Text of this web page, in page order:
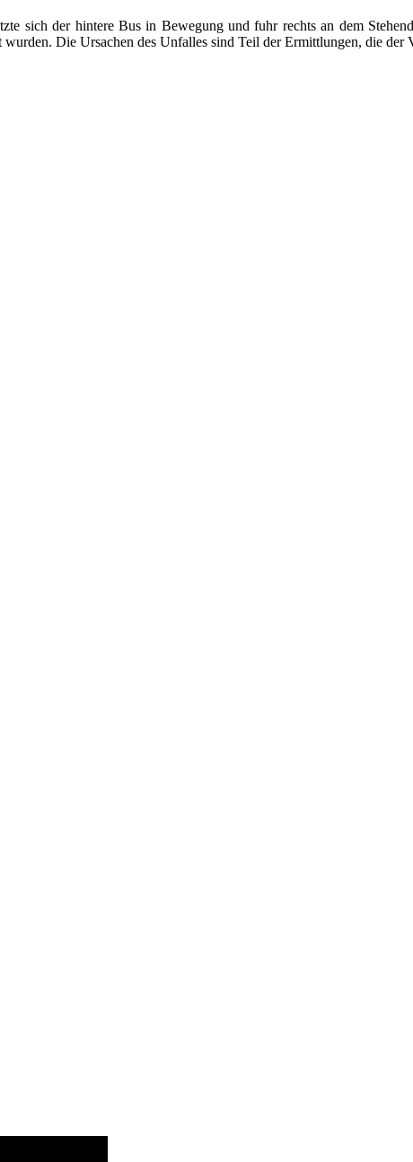
sich der hintere Bus in Bewegung und fuhr rechts an dem
Die Ursachen des Unfalles sind Teil der Ermittlungen, die